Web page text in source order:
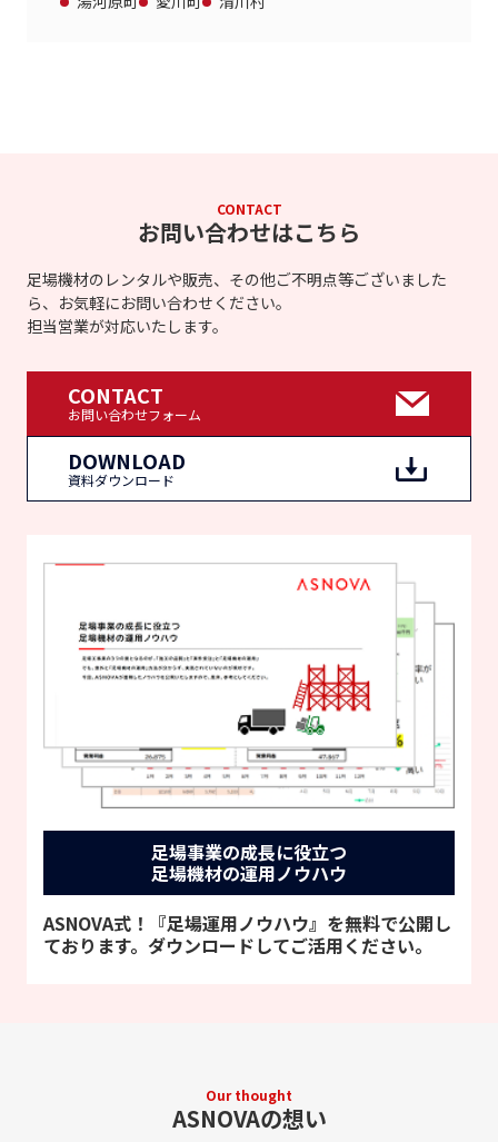
CONTACT
お問い合わせはこちら
足場機材のレンタルや販売、その他ご不明点等ございました
ら、お気軽にお問い合わせください。
担当営業が対応いたします。
DOWNLOAD
資料ダウンロード
CONTACT
お問い合わせフォーム
足場事業の成長に役立つ
足場機材の運用ノウハウ
ASNOVA式！『足場運用ノウハウ』を無料で公開し
ております。ダウンロードしてご活用ください。
Our thought
ASNOVAの想い